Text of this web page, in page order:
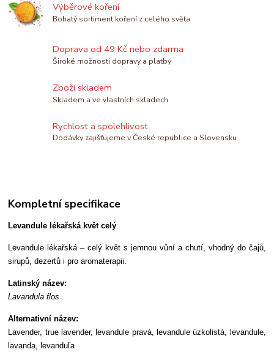
Výběrové koření
Bohatý sortiment koření z celého světa
Doprava od 49 Kč nebo zdarma
Široké možnosti dopravy a platby
Zboží skladem
Skladem a ve vlastních skladech
Rychlost a spolehlivost
Dodávky zajišťujeme v České republice a Slovensku
Kompletní specifikace
Levandule lékařská květ celý
Levandule lékařská – celý květ s jemnou vůní a chutí, vhodný do čajů,
sirupů, dezertů i pro aromaterapii.
Latinský název:
Lavandula flos
Alternativní název:
Lavender, true lavender, levandule pravá, levandule úzkolistá, levandule,
lavanda, levanduľa